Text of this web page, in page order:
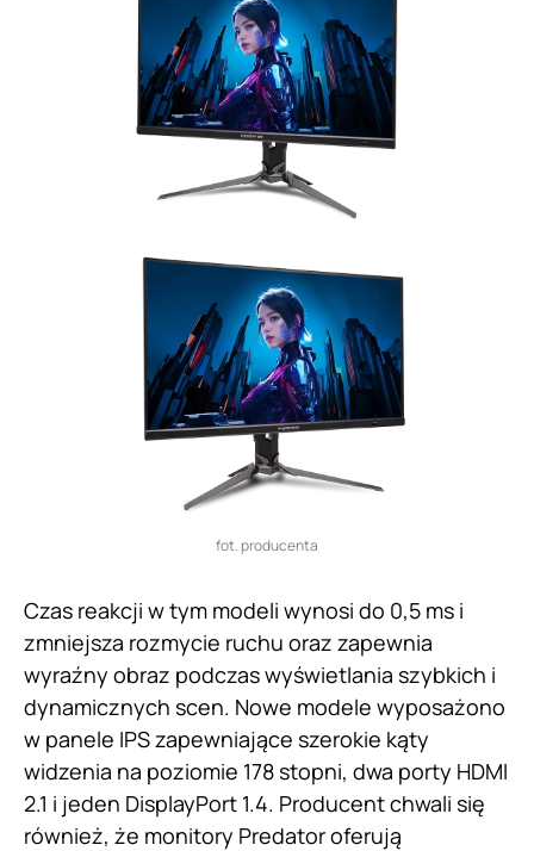
fot. producenta
Czas reakcji w tym modeli wynosi do 0,5 ms i
zmniejsza rozmycie ruchu oraz zapewnia
wyraźny obraz podczas wyświetlania szybkich i
dynamicznych scen. Nowe modele wyposażono
w panele IPS zapewniające szerokie kąty
widzenia na poziomie 178 stopni, dwa porty HDMI
2.1 i jeden DisplayPort 1.4. Producent chwali się
również, że monitory Predator oferują